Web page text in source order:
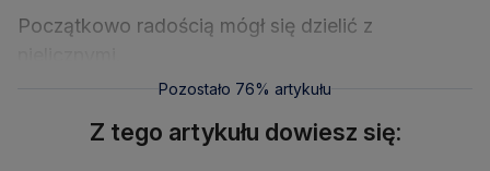
Początkowo radością mógł się dzielić z
Pozostało 76% artykułu
Z tego artykułu dowiesz się: